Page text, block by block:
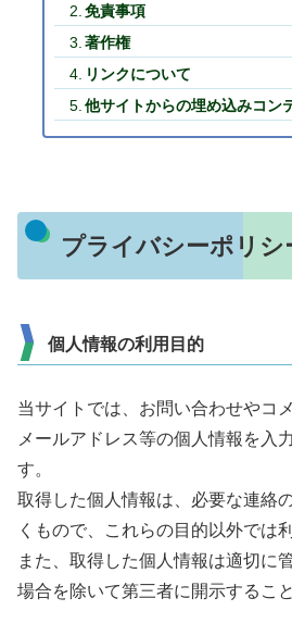
免責事項
著作権
リンクについて
他サイトからの埋め込みコン
プライバシーポリシ
個人情報の利用目的
当サイトでは、お問い合わせやコ
メールアドレス等の個人情報を入
す。
取得した個人情報は、必要な連絡
くもので、これらの目的以外では
また、取得した個人情報は適切に
場合を除いて第三者に開示するこ